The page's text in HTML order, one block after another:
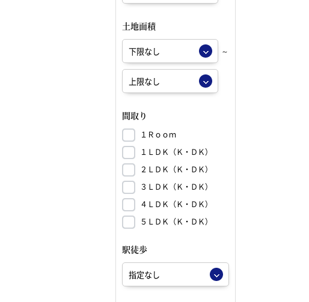
土地面積
～
間取り
１Ｒｏｏｍ
１ＬＤＫ（Ｋ・ＤＫ）
２ＬＤＫ（Ｋ・ＤＫ）
３ＬＤＫ（Ｋ・ＤＫ）
４ＬＤＫ（Ｋ・ＤＫ）
５ＬＤＫ（Ｋ・ＤＫ）
駅徒歩